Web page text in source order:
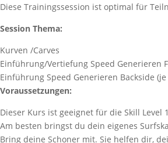
Diese Trainingssession ist optimal für
Session Thema:
Kurven /Carves
Einführung/Vertiefung Speed Generieren
Einführung Speed Generieren Backside
Voraussetzungen:
Dieser Kurs ist geeignet für die Skill Level
Am besten bringst du dein eigenes
Bring deine Schoner mit. Sie helfen dir,